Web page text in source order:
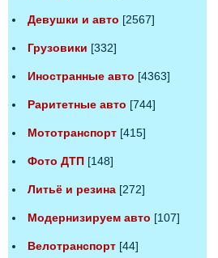
Девушки и авто [2567]
Грузовики [332]
Иностранные авто [4363]
Раритетные авто [744]
Мототранспорт [415]
Фото ДТП [148]
Литьё и резина [272]
Модернизируем авто [107]
Велотранспорт [44]